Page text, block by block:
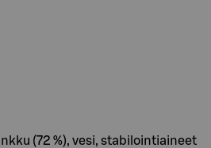
(72 %), vesi, stabilointiaineet